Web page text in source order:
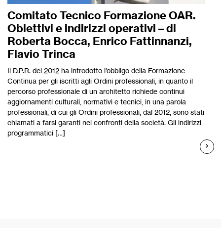
Comitato Tecnico Formazione OAR.
Obiettivi e indirizzi operativi – di
Roberta Bocca, Enrico Fattinnanzi,
Flavio Trinca
Il D.P.R. del 2012 ha introdotto l’obbligo della Formazione
Continua per gli iscritti agli Ordini professionali, in quanto il
percorso professionale di un architetto richiede continui
aggiornamenti culturali, normativi e tecnici, in una parola
professionali, di cui gli Ordini professionali, dal 2012, sono stati
chiamati a farsi garanti nei confronti della società. Gli indirizzi
programmatici […]